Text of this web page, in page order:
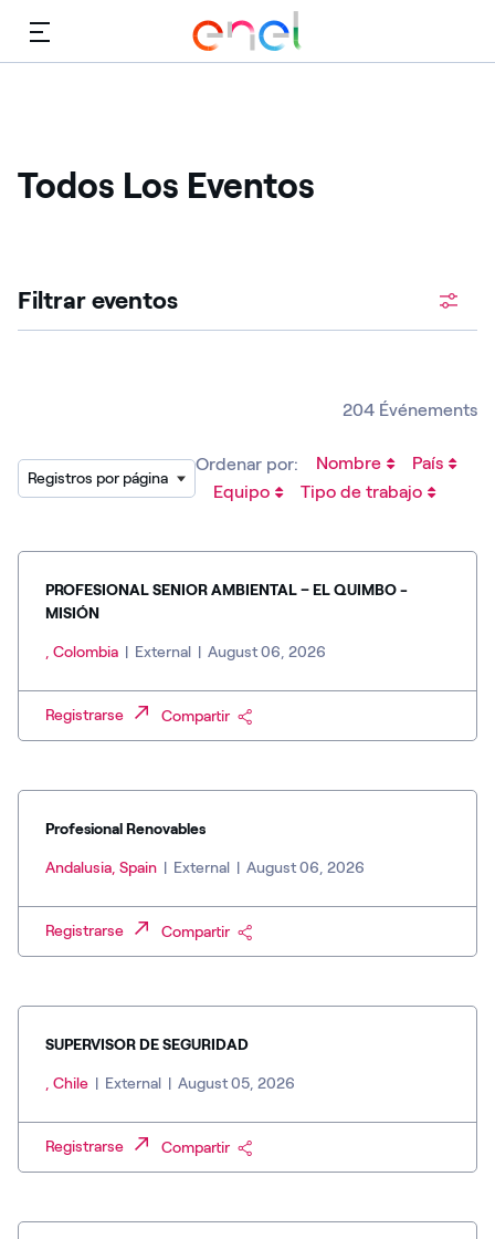
Menú
Todos Los Eventos
Filtrar eventos
204 Événements
Registros por página
Ordenar por:
PROFESIONAL SENIOR AMBIENTAL – EL QUIMBO -
MISIÓN
, Colombia | External | August 06, 2026
Registrarse Compartir
Profesional Renovables
Andalusia, Spain | External | August 06, 2026
Registrarse Compartir
SUPERVISOR DE SEGURIDAD
, Chile | External | August 05, 2026
Registrarse Compartir